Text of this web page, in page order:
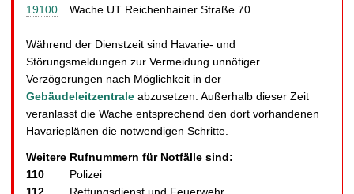
19100
Wache UT Reichenhainer Straße 70
Während der Dienstzeit sind Havarie- und
Störungsmeldungen zur Vermeidung unnötiger
Verzögerungen nach Möglichkeit in der
Gebäudeleitzentrale abzusetzen. Außerhalb dieser Zeit
veranlasst die Wache entsprechend den dort vorhandenen
Havarieplänen die notwendigen Schritte.
Weitere Rufnummern für Notfälle sind:
110
Polizei
112
Rettungsdienst und Feuerwehr